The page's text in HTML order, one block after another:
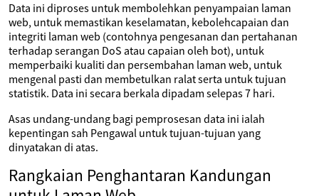
Data ini diproses untuk membolehkan penyampaian laman
web, untuk memastikan keselamatan, kebolehcapaian dan
integriti laman web (contohnya pengesanan dan pertahanan
terhadap serangan DoS atau capaian oleh bot), untuk
memperbaiki kualiti dan persembahan laman web, untuk
mengenal pasti dan membetulkan ralat serta untuk tujuan
statistik. Data ini secara berkala dipadam selepas 7 hari.
Asas undang-undang bagi pemprosesan data ini ialah
kepentingan sah Pengawal untuk tujuan-tujuan yang
dinyatakan di atas.
Rangkaian Penghantaran Kandungan